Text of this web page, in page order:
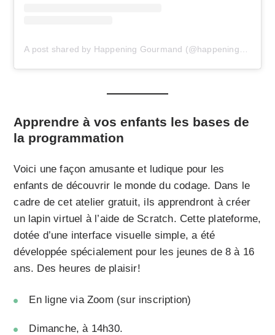
Apprendre à vos enfants les bases de
la programmation
Voici une façon amusante et ludique pour les
enfants de découvrir le monde du codage. Dans le
cadre de cet atelier gratuit, ils apprendront à créer
un lapin virtuel à l’aide de Scratch. Cette plateforme,
dotée d’une interface visuelle simple, a été
développée spécialement pour les jeunes de 8 à 16
ans. Des heures de plaisir!
En ligne viaZoom (sur inscription)
Dimanche, à 14h30.